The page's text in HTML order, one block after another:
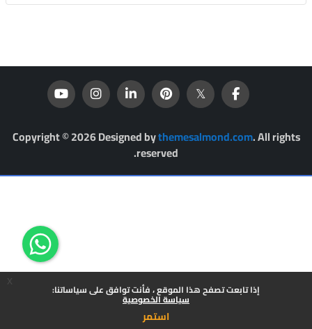
إذا تابعت تصفح هذا الموقع ، فأنت توافق على سياساتنا:
سياسة الخصوصية
استمر
Copyright © 2026 Designed bythemesalmond.com. All rights
reserved.